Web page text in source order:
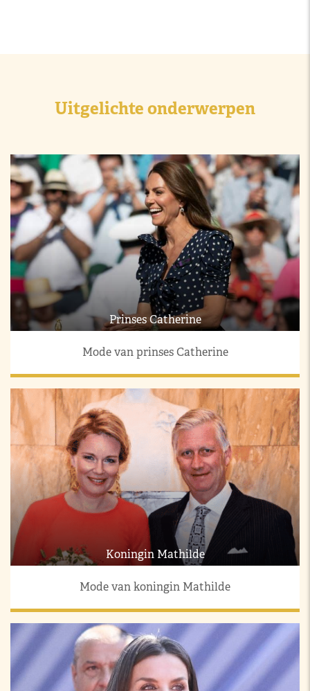
Uitgelichte onderwerpen
Prinses Catherine
Mode van prinses Catherine
Koningin Mathilde
Mode van koningin Mathilde